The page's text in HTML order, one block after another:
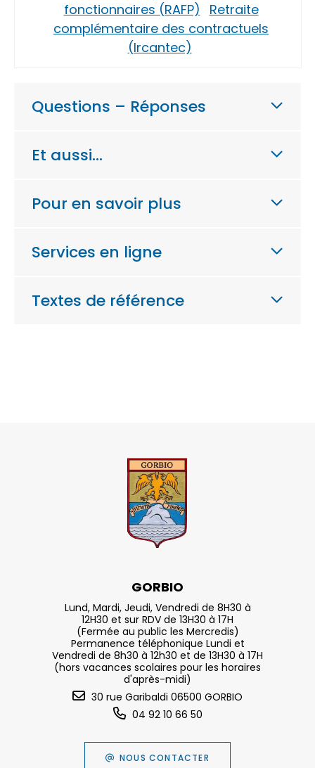
fonctionnaires (RAFP)
Retraite
complémentaire des contractuels
(Ircantec)
Questions – Réponses
Et aussi…
Pour en savoir plus
Services en ligne
Textes de référence
GORBIO
Lund, Mardi, Jeudi, Vendredi de 8H30 à
12H30 et sur RDV de 13H30 à 17H
(Fermée au public les Mercredis)
Permanence téléphonique Lundi et
Vendredi de 8h30 à 12h30 et de 13H30 à 17H
(hors vacances scolaires pour les horaires
d'après-midi)
30 rue Garibaldi 06500 GORBIO
04 92 10 66 50
NOUS CONTACTER